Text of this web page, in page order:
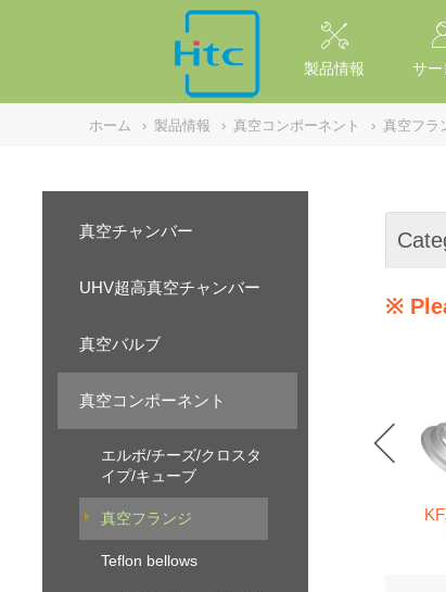
製品情報 サー
ホーム › 製品情報 › 真空コンポーネント › 真空フラ
真空チャンバー
UHV超高真空チャンバー
真空バルブ
真空コンポーネント
エルボ/チーズ/クロスタ
イプ/キューブ
真空フランジ
Teflon bellows
※